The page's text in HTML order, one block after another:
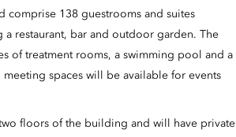
comprise 138 guestrooms and suites
restaurant, bar and outdoor garden. The
of treatment rooms, a swimming pool and a
spaces will be available for events
floors of the building and will have private